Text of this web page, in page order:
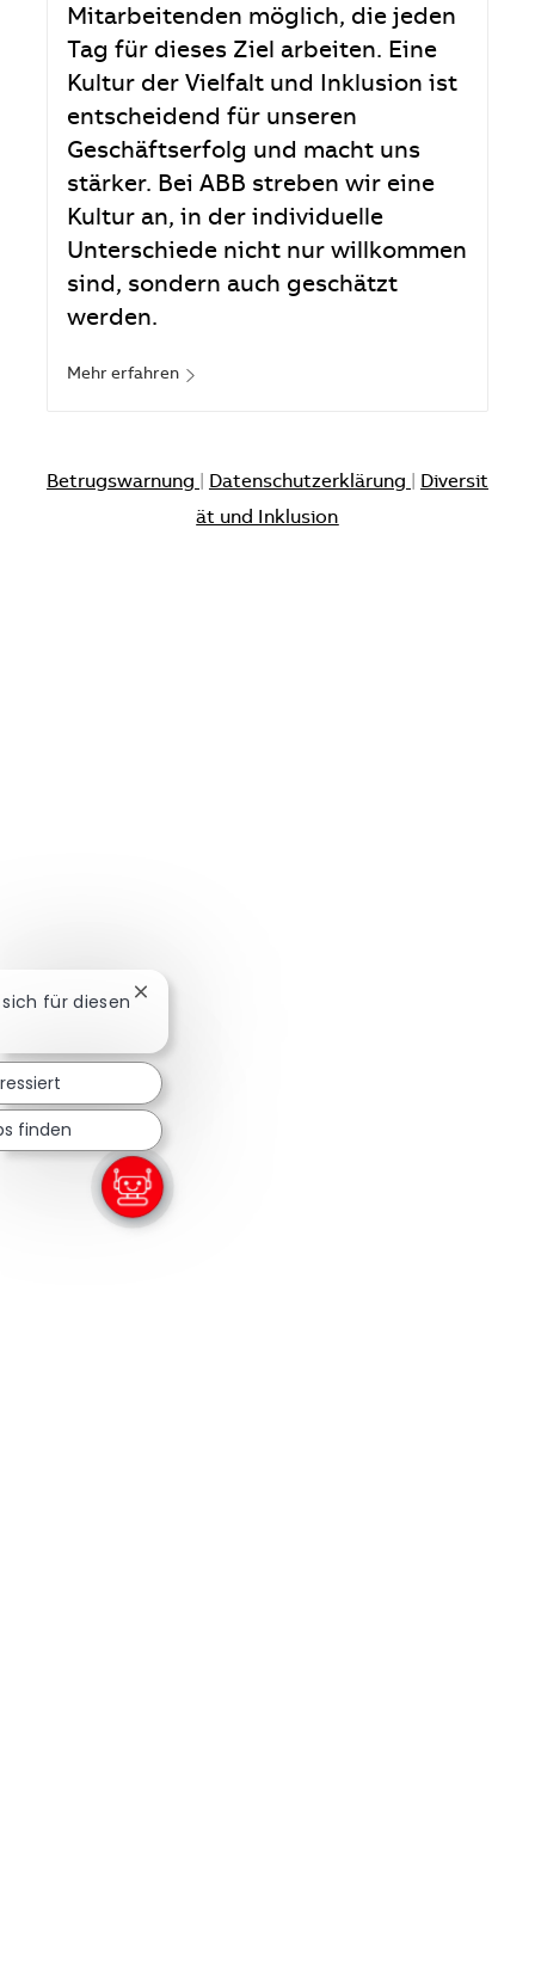
Mitarbeitenden möglich, die jeden
Tag für dieses Ziel arbeiten. Eine
Kultur der Vielfalt und Inklusion ist
entscheidend für unseren
Geschäftserfolg und macht uns
stärker. Bei ABB streben wir eine
Kultur an, in der individuelle
Unterschiede nicht nur willkommen
sind, sondern auch geschätzt
werden.
Mehr erfahren
Betrugswarnung Datenschutzerklärung
Diversit
ät und Inklusion
für diesen Chatbot-Benachrichtigung schließen
finden